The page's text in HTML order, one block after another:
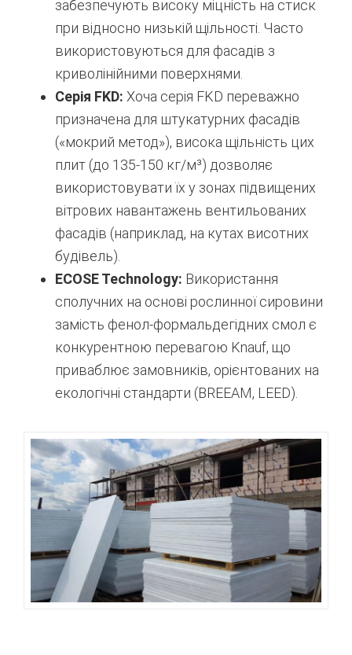
забезпечують високу міцність на стиск
при відносно низькій щільності. Часто
використовуються для фасадів з
криволінійними поверхнями.
Серія FKD: Хоча серія FKD переважно
призначена для штукатурних фасадів
(«мокрий метод»), висока щільність цих
плит (до 135-150 кг/м³) дозволяє
використовувати їх у зонах підвищених
вітрових навантажень вентильованих
фасадів (наприклад, на кутах висотних
будівель).
ECOSE Technology: Використання
сполучних на основі рослинної сировини
замість фенол-формальдегідних смол є
конкурентною перевагою Knauf, що
приваблює замовників, орієнтованих на
екологічні стандарти (BREEAM, LEED).